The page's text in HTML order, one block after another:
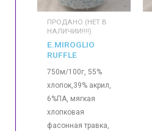
ПРОДАНО (НЕТ В
НАЛИЧИИ!!!!)
E.MIROGLIO
RUFFLE
750м/100г, 55%
хлопок,39% акрил,
6%ПА, мягкая
хлопковая
фасонная травка,